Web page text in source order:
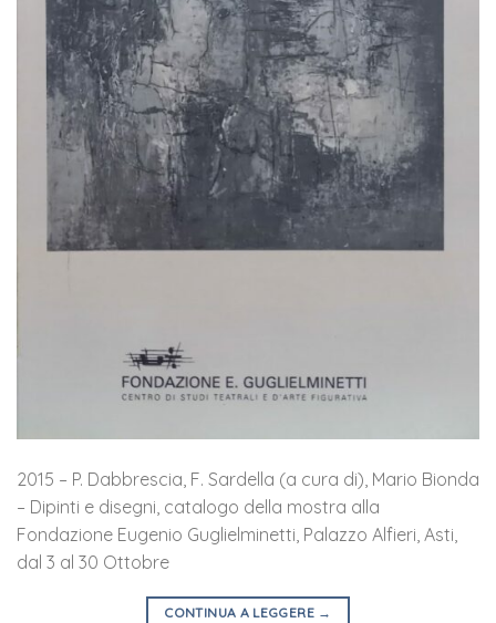
2015 – P. Dabbrescia, F. Sardella (a cura di), Mario Bionda
– Dipinti e disegni, catalogo della mostra alla
Fondazione Eugenio Guglielminetti, Palazzo Alfieri, Asti,
dal 3 al 30 Ottobre
CONTINUA A LEGGERE →